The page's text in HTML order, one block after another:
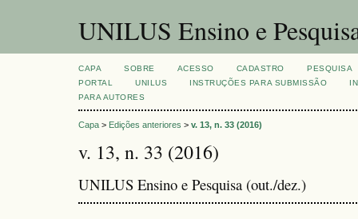
UNILUS Ensino e
CAPA SOBRE ACESSO CADASTRO
PESQUISA
PORTAL
UNILUS INSTRUÇÕES PARA SUBMISSÃO
PARA AUTORES
Capa > Edições anteriores > v. 13, n. 33 (2016)
v. 13, n. 33 (2016)
UNILUS Ensino e Pesquisa (out./dez.)